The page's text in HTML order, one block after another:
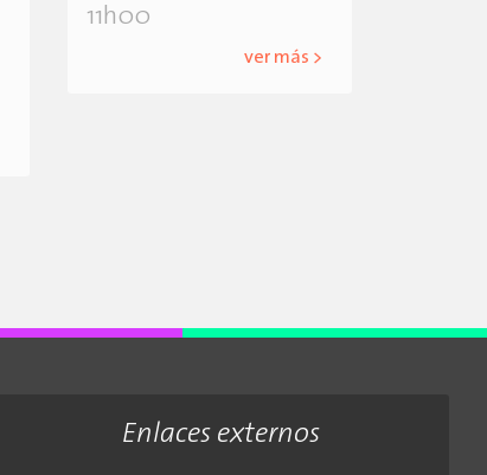
11h00
ver más >
Enlaces externos